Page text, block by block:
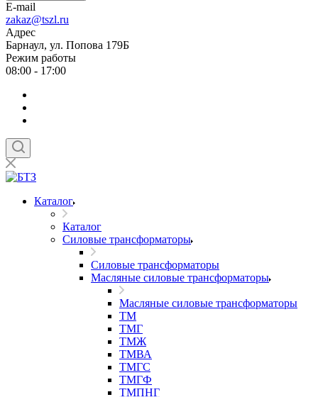
E-mail
zakaz@tszl.ru
Адрес
Барнаул, ул. Попова 179Б
Режим работы
08:00 - 17:00
Каталог
Каталог
Силовые трансформаторы
Силовые трансформаторы
Масляные силовые трансформаторы
Масляные силовые трансформаторы
ТМ
ТМГ
ТМЖ
ТМВА
ТМГС
ТМГФ
ТМПНГ